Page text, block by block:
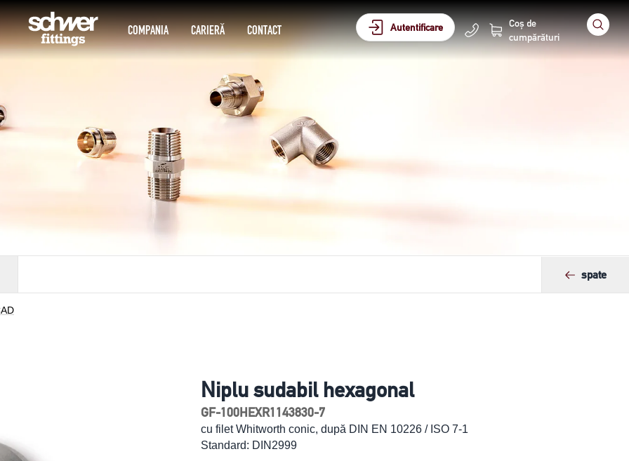
COMPANIA CARIERĂ CONTACT Autentificare
Coș de
cumpărături
spate
Niplu sudabil hexagonal
GF-100HEXR1143830-7
cu filet Whitworth conic, după DIN EN 10226 / ISO 7-1
Standard: DIN2999